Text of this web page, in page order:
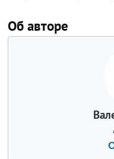
Об авторе